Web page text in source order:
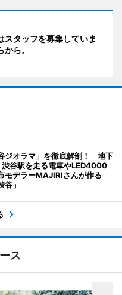
スタッフを募集していま
ら。
ジオラマ」を徹底解剖！ 地下
渋谷駅を走る電車やLED4000
デラーMAJIRIさんが作る
谷」
ス